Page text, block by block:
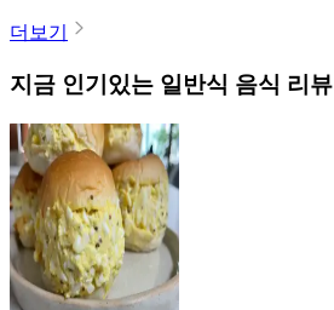
더보기
지금 인기있는 일반식 음식 리뷰